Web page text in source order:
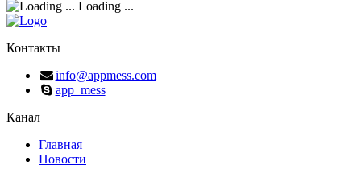
Loading ...
Контакты
info@appmess.com
app_mess
Канал
Главная
Новости